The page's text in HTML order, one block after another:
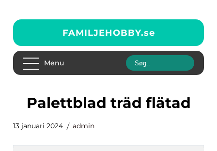
FAMILJEHOBBY.se
Menu
palettblad träd flätad
13 januari 2024 admin